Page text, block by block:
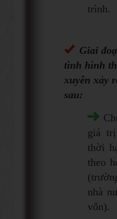
trình.
Giai
tình hình
xuyên xảy
sau:
giá
thời
theo
nhà
vốn).